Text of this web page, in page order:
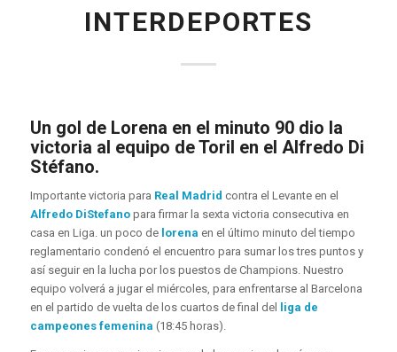
INTERDEPORTES
Un gol de Lorena en el minuto 90 dio la
victoria al equipo de Toril en el Alfredo Di
Stéfano.
Importante victoria para Real Madrid contra el Levante en el
Alfredo DiStefanopara firmar la sexta victoria consecutiva en
casa en Liga. un poco de lorena en el último minuto del tiempo
reglamentario condenó el encuentro para sumar los tres puntos y
así seguir en la lucha por los puestos de Champions. Nuestro
equipo volverá a jugar el miércoles, para enfrentarse al Barcelona
en el partido de vuelta de los cuartos de final del
liga de
campeones femenina (18:45 horas).